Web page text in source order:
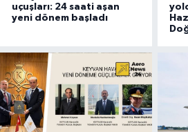
uçuşları: 24 saati aşan
yeni dönem başladı